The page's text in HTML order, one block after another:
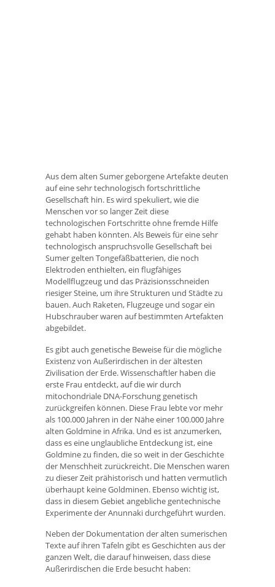
Aus dem alten Sumer geborgene Artefakte deuten
auf eine sehr technologisch fortschrittliche
Gesellschaft hin. Es wird spekuliert, wie die
Menschen vor so langer Zeit diese
technologischen Fortschritte ohne fremde Hilfe
gehabt haben könnten. Als Beweis für eine sehr
technologisch anspruchsvolle Gesellschaft bei
Sumer gelten Tongefäßbatterien, die noch
Elektroden enthielten, ein flugfähiges
Modellflugzeug und das Präzisionsschneiden
riesiger Steine, um ihre Strukturen und Städte zu
bauen. Auch Raketen, Flugzeuge und sogar ein
Hubschrauber waren auf bestimmten Artefakten
abgebildet.
Es gibt auch genetische Beweise für die mögliche
Existenz von Außerirdischen in der ältesten
Zivilisation der Erde. Wissenschaftler haben die
erste Frau entdeckt, auf die wir durch
mitochondriale DNA-Forschung genetisch
zurückgreifen können. Diese Frau lebte vor mehr
als 100.000 Jahren in der Nähe einer 100.000 Jahre
alten Goldmine in Afrika. Und es ist anzumerken,
dass es eine unglaubliche Entdeckung ist, eine
Goldmine zu finden, die so weit in der Geschichte
der Menschheit zurückreicht. Die Menschen waren
zu dieser Zeit prähistorisch und hatten vermutlich
überhaupt keine Goldminen. Ebenso wichtig ist,
dass in diesem Gebiet angebliche gentechnische
Experimente der Anunnaki durchgeführt wurden.
Neben der Dokumentation der alten sumerischen
Texte auf ihren Tafeln gibt es Geschichten aus der
ganzen Welt, die darauf hinweisen, dass diese
Außerirdischen die Erde besucht haben: